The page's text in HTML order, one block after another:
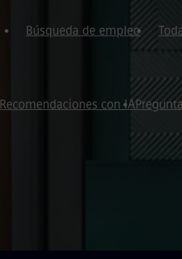
Búsqueda de empleo
Recomendaciones con IA